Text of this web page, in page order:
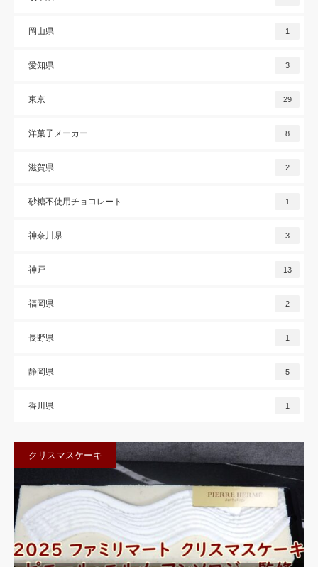
岡山県 1
愛知県 3
東京 29
洋菓子メーカー 8
滋賀県 2
砂糖不使用チョコレート 1
神奈川県 3
神戸 13
福岡県 2
長野県 1
静岡県 5
香川県 1
クリスマスケーキ